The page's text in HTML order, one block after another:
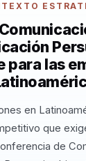
para las
en
que
de